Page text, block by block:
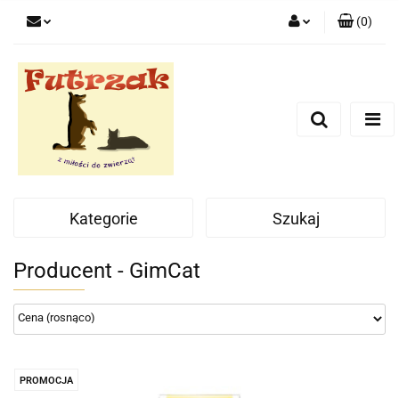
(0)
Kategorie Szukaj
Producent - GimCat
PROMOCJA